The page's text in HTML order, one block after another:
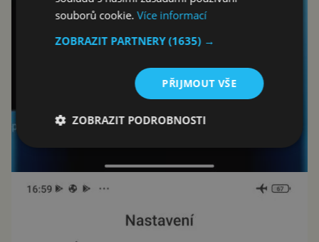
souborů cookie.Více informací
ZOBRAZIT PARTNERY(1635) →
PŘIJMOUT VŠE
ZOBRAZIT PODROBNOSTI